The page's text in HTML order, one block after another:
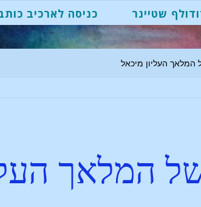
שטיינר כניסה לארכיב
המלאך העליון מיכאל
המלאך